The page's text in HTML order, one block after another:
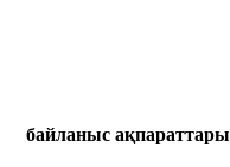
байланыс ақпараттары